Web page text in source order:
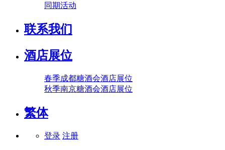
同期活动
联系我们
酒店展位
春季成都糖酒会酒店展位
秋季南京糖酒会酒店展位
繁体
登录 注册